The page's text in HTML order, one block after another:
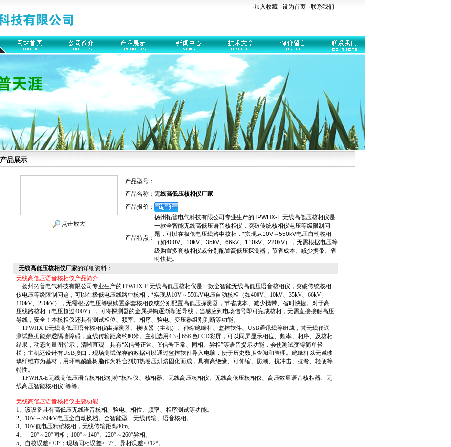
·加入收藏 ·设为首页 ·联系我们
产品展示
点击放大
产品型号：
产品名称： 无线高低压核相仪厂家
产品报价：
产品特点：
扬州拓普电气科技有限公司专业生产的TPWHX-E 无线高低压核相仪是
一款全智能无线高低压语音核相仪，突破传统核相仪电压等级限制问
题，可以在极低电压线路中核相，*实现从10V～550kV电压自动核相
（如400V、10kV、35kV、66kV、110kV、220kV），无需根据电压等
级购置多套核相仪或分别配置高低压探测器，节省成本、减少携带、省
时快捷。
无线高低压核相仪厂家的详细资料：
无线高低压语音核相仪产品简介
扬州拓普电气科技有限公司专业生产的TPWHX-E 无线高低压核相仪是一款全智能无线高低压语音核相仪，突破传统核相
仪电压等级限制问题，可以在极低电压线路中核相，*实现从10V～550kV电压自动核相（如400V、10kV、35kV、66kV、
110kV、220kV），无需根据电压等级购置多套核相仪或分别配置高低压探测器，节省成本、减少携带、省时快捷。对于高
压线路核相（电压超过400V），可将探测器的金属探钩逐渐靠近导线，当感应到电场信号即可完成核相，无需直接接触高压
导线，安全！本核相仪还具有测试相位、频率、相序、验电、变压器组别判断等功能。
TPWHX-E无线高低压语音核相仪由探测器、接收器（主机）、伸缩绝缘杆、监控软件、USB通讯线等组成，其无线传送
测试数据能穿透隔墙障碍，直线传输距离约80米。主机选用4.3寸65K色LCD彩屏，可以同屏显示相位、频率、相序、及核相
结果，动态向量图指示，清晰直观；具有“X信号正常、Y信号正常、同相、异相”等语音提示功能，会使测试变得简单轻
松；主机还设计有USB接口，现场测试保存的数据可以通过监控软件导入电脑，便于历史数据查阅和管理。绝缘杆以无碱玻
璃纤维布为基材，用环氧酚醛树脂作为粘合剂加热卷压烘焙固化而成，具有高绝缘、可伸缩、防潮、抗冲击、抗弯、轻便等
特性。
TPWHX-E无线高低压语音核相仪别称“核相仪、核相器、无线高压核相仪、无线高低压核相仪、高压数显语音核相器、无
线高压智能核相仪”等等。
无线高低压语音核相仪主要功能
1、该设备具有高低压无线语音核相、验电、相位、频率、相序测试等功能。
2、10V～550kV电压全自动换档。全智能型、无线传输、语音核相。
3、10V低电压精确核相，无线传输距离80m。
4、－20°～20°同相；100°～140°、220°～260°异相。
5、自校误差≤±3°；现场同相误差≤±7°、异相误差≤±12°。